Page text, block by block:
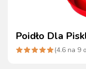
Poidło Dla
(4.6 na 9